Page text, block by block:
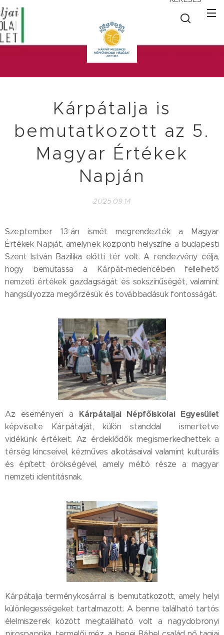
Kárpátalja is
bemutatkozott az 5.
Magyar Értékek
Napján
2025.09.14
Szeptember 13-án ismét megrendezték a Magyar
Értékek Napját, amelynek központi helyszíne a budapesti
Szent István Bazilika előtti tér volt. A rendezvény célja,
hogy bemutassa a Kárpát-medencében fellelhető
nemzeti értékek gazdagságát és sokszínűségét, valamint
hangsúlyozza megőrzésük és továbbadásuk fontosságát.
Az eseményen a Kárpátaljai Népfőiskolai Egyesület
képviselte Kárpátalját, külön standdal ismertetve
vidékünk értékeit. Az érdeklődők megismerkedhettek a
térség kincseivel, kézműves alkotásaival valamint kulturális
és épített örökségével, amely méltó része a magyar
nemzeti identitásnak.
Kárpátalja terménykosárral is bemutatkozott, amely helyi
különlegességeket tartalmazott. A benne található tartós
élelmiszerek között megtalálható volt a nagydobronyi